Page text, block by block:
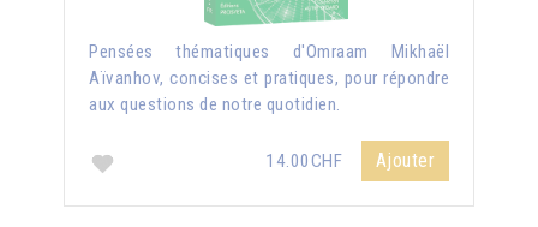
Pensées thématiques d'Omraam Mikhaël
Aïvanhov, concises et pratiques, pour répondre
aux questions de notre quotidien.
14.00CHF Ajouter